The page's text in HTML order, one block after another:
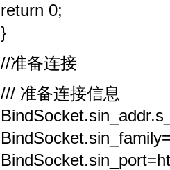
return 0;
}
//准备连接
/// 准备连接信息